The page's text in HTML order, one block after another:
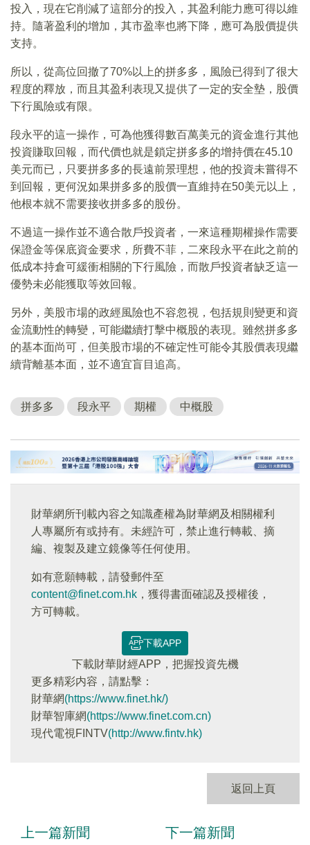
投入，現在它削減了這部分的投入，其盈利能力應可得以維
持。隨著盈利的增加，其市盈率也將下降，應可為股價提供
支持。
所以，從高位回撤了70%以上的拼多多，風險已得到了很大
程度的釋放，而且其盈利表現又提供了一定的安全墊，股價
下行風險或有限。
段永平的這一操作，可為他獲得數百萬美元的資金進行其他
投資賺取回報，而代價也就是鎖定拼多多的增持價在45.10
美元而已，只要拼多多的長遠前景理想，他的投資未嘗得不
到回報，更何況如果拼多多的股價一直維持在50美元以上，
他根本就不需要接收拼多多的股份。
不過這一操作並不適合散戶投資者，一來這種期權操作需要
保證金等保底資金要求，所費不菲，二來段永平在此之前的
低成本持倉可緩衝相關的下行風險，而散戶投資者缺乏這一
優勢未必能獲取等效回報。
另外，美股市場的政經風險也不容忽視，包括規則變更和資
金流動性的轉變，可能繼續打擊中概股的表現。雖然拼多多
的基本面尚可，但美股市場的不確定性可能令其股價表現繼
續背離基本面，並不適宜盲目追高。
拼多多 段永平 期權 中概股
財華網所刊載內容之知識產權為財華網及相關權利
人專屬所有或持有。未經許可，禁止進行轉載、摘
編、複製及建立鏡像等任何使用。
如有意願轉載，請發郵件至
content@finet.com.hk ，獲得書面確認及授權後，
方可轉載。
下載APP
下載財華財經APP，把握投資先機
更多精彩内容，請點擊：
財華網(https://www.finet.hk/)
財華智庫網(https://www.finet.com.cn)
現代電視FINTV(http://www.fintv.hk)
返回上頁
上一篇新聞 下一篇新聞